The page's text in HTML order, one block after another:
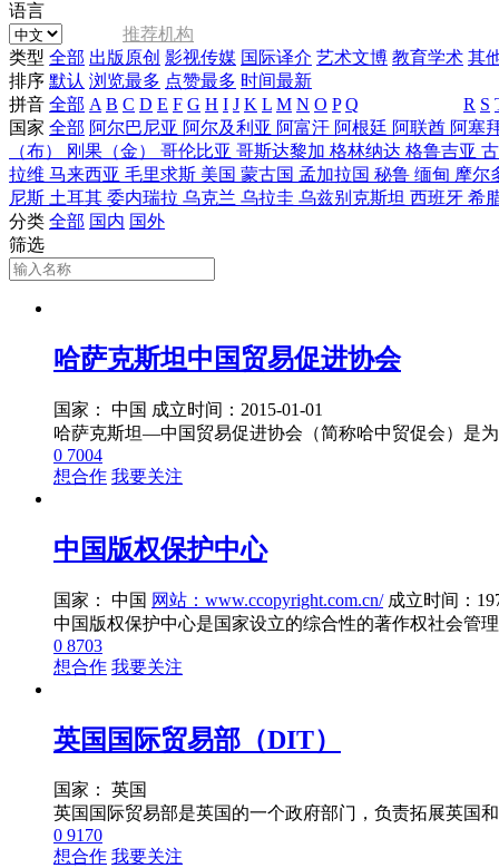
语言
推荐机构
类型 全部 出版原创 影视传媒 国际译介 艺术文博 教育学术 其
排序 默认 浏览最多 点赞最多 时间最新
拼音 全部 A B C D E F G H I J K L M N O P Q R S
国家 全部 阿尔巴尼亚 阿尔及利亚 阿富汗 阿根廷 阿联酋 阿塞
（布）
刚果（金） 哥伦比亚 哥斯达黎加 格林纳达 格鲁吉亚
拉维 马来西亚 毛里求斯 美国 蒙古国 孟加拉国 秘鲁 缅甸 摩尔
尼斯 土耳其 委内瑞拉 乌克兰 乌拉圭 乌兹别克斯坦 西班牙 希
分类 全部 国内 国外
筛选
哈萨克斯坦中国贸易促进协会
国家： 中国 成立时间：2015-01-01
0 7004
想合作 我要关注
中国版权保护中心
国家： 中国 网站：www.ccopyright.com.cn/ 成立时间：
0 8703
想合作 我要关注
英国国际贸易部（DIT）
国家： 英国
0 9170
想合作 我要关注